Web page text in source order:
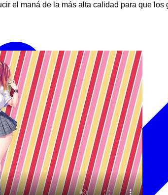
el maná de la más alta calidad para que